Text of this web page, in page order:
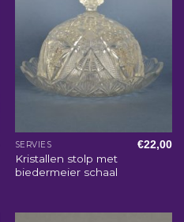
SERVIES
Kristallen stolp met
biedermeier schaal
€22,00